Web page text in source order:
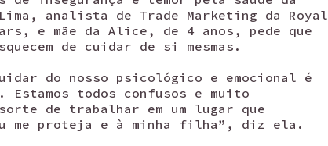
analista de Trade Marketing da Royal
e mãe da Alice, de 4 anos, pede que
de cuidar de si mesmas.
do nosso psicológico e emocional é
Estamos todos confusos e muito
de trabalhar em um lugar que
me proteja e à minha filha”, diz ela.